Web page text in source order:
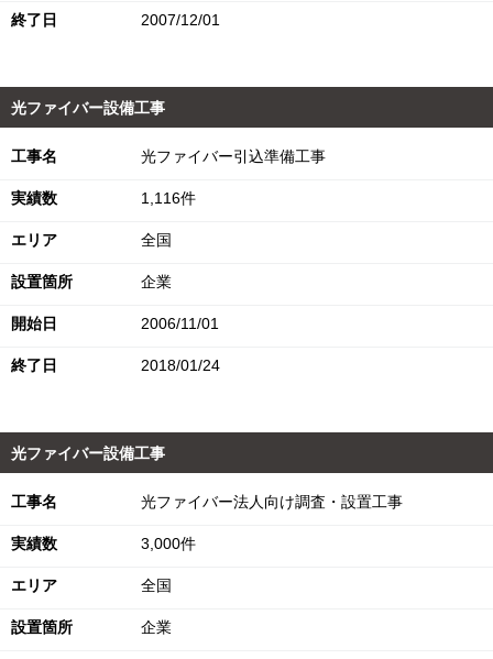
終了日 2007/12/01
光ファイバー設備工事
工事名 光ファイバー引込準備工事
実績数 1,116件
エリア 全国
設置箇所 企業
開始日 2006/11/01
終了日 2018/01/24
光ファイバー設備工事
工事名 光ファイバー法人向け調査・設置工事
実績数 3,000件
エリア 全国
設置箇所 企業